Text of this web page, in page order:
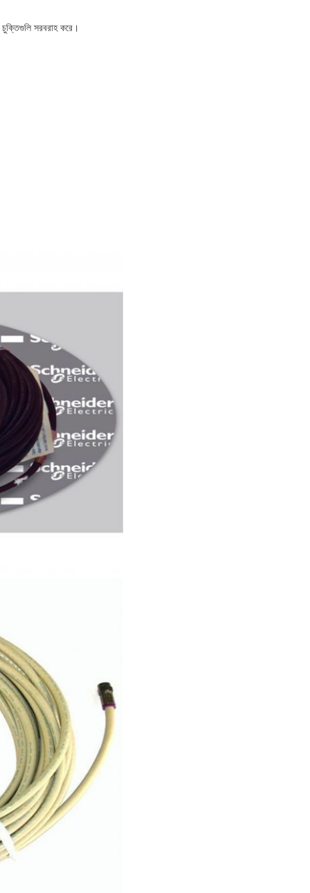
সরবরাহ করে।